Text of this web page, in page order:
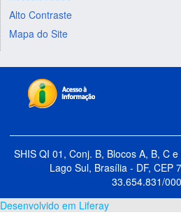
Alto Contraste
Mapa do Site
SHIS QI 01, Conj. B, Blocos A, B, C
Lago Sul, Brasília - DF, CEP
33.654.831/
Desenvolvido em Liferay